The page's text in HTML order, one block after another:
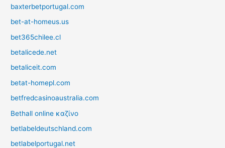
baxterbetportugal.com
bet-at-homeus.us
bet365chilee.cl
betalicede.net
betaliceit.com
betat-homepl.com
betfredcasinoaustralia.com
Bethall online καζίνο
betlabeldeutschland.com
betlabelportugal.net